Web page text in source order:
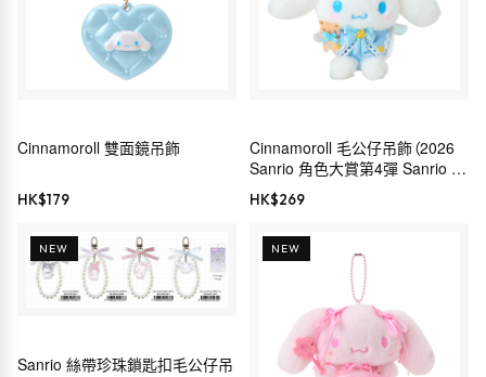
Cinnamoroll 雙面鏡吊飾
HK$179
Cinnamoroll 毛公仔吊飾（2026
Sanrio 角色大賞第4彈 Sanrio 穿
搭系列）
HK$269
NEW
Sanrio 絲帶珍珠鎖匙扣毛公仔吊
NEW